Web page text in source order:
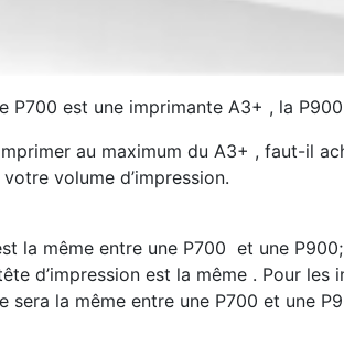
P700 est une imprimante A3+ , la
au maximum du A3+ , faut-il
volume d’impression.
la même entre une P700 et une P900;
d’impression est la même . Pour
sera la même entre une P700 et une